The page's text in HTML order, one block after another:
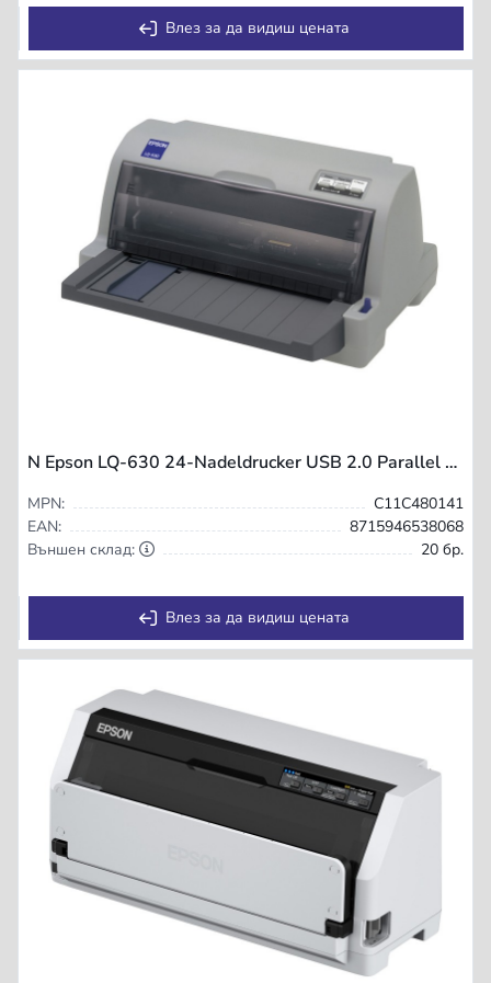
Влез за да видиш цената
N Epson LQ-630 24-Nadeldrucker USB 2.0 Parallel 360cps
MPN:
C11C480141
EAN:
8715946538068
Външен склад:
20 бр.
Влез за да видиш цената